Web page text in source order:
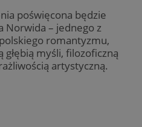
poświęcona będzie
Norwida – jednego z
romantyzmu,
myśli, filozoficzną
artystyczną.